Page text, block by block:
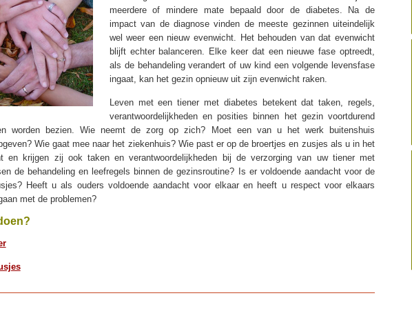
meerdere of mindere mate bepaald door de diabetes. Na de
impact van de diagnose vinden de meeste gezinnen uiteindelijk
wel weer een nieuw evenwicht. Het behouden van dat evenwicht
blijft echter balanceren. Elke keer dat een nieuwe fase optreedt,
als de behandeling verandert of uw kind een volgende levensfase
ingaat, kan het gezin opnieuw uit zijn evenwicht raken.
Leven met een tiener met diabetes betekent dat taken, regels,
verantwoordelijkheden en posities binnen het gezin voortdurend
worden bezien. Wie neemt de zorg op zich? Moet een van u het werk buitenshuis
Wie gaat mee naar het ziekenhuis? Wie past er op de broertjes en zusjes als u in het
en krijgen zij ook taken en verantwoordelijkheden bij de verzorging van uw tiener met
de behandeling en leefregels binnen de gezinsroutine? Is er voldoende aandacht voor de
Heeft u als ouders voldoende aandacht voor elkaar en heeft u respect voor elkaars
met de problemen?